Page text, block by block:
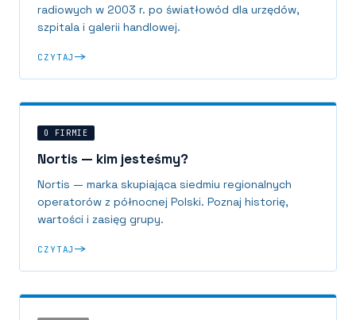
radiowych w 2003 r. po światłowód dla urzędów,
szpitala i galerii handlowej.
CZYTAJ
O FIRMIE
Nortis — kim jesteśmy?
Nortis — marka skupiająca siedmiu regionalnych
operatorów z północnej Polski. Poznaj historię,
wartości i zasięg grupy.
CZYTAJ